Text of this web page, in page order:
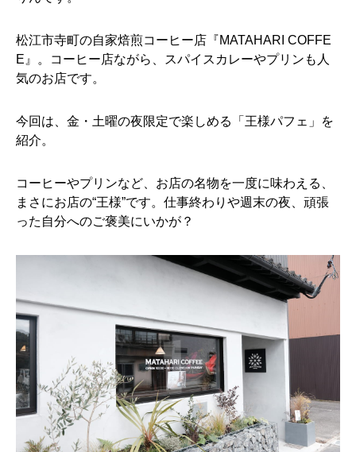
松江市寺町の自家焙煎コーヒー店『MATAHARI COFFE
E』。コーヒー店ながら、スパイスカレーやプリンも人
気のお店です。
今回は、金・土曜の夜限定で楽しめる「王様パフェ」を
紹介。
コーヒーやプリンなど、お店の名物を一度に味わえる、
まさにお店の“王様”です。仕事終わりや週末の夜、頑張
った自分へのご褒美にいかが？